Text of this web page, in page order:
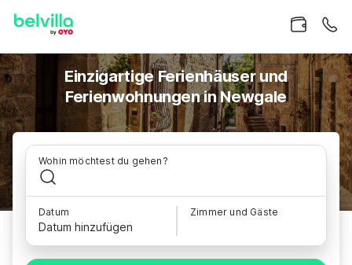
Einzigartige Ferienhäuser und
Ferienwohnungen in Newgale
Wohin möchtest du gehen?
Datum
Datum hinzufügen
Zimmer und Gäste